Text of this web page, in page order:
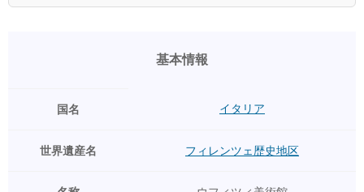
基本情報
国名 イタリア
世界遺産名 フィレンツェ歴史地区